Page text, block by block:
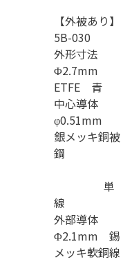
【外被あり】
5B-030
外形寸法
Φ2.7mm
ETFE 青
中心導体
φ0.51mm
銀メッキ銅被
鋼
単
線
外部導体
Φ2.1mm 錫
メッキ軟銅線